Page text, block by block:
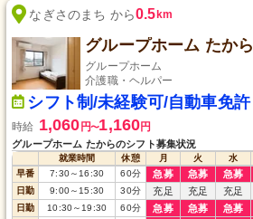
なぎさのまち から0.5km
グループホーム たから
グループホーム
介護職・ヘルパー
シフト制/未経験可/自動車免許
時給 1,060 円〜1,160円
グループホーム たからのシフト募集状況
就業時間 休憩 月 火 水
早番
7:30～ 16:30 60分 急募 急募 急募
日勤 9:00～ 15:30 30分 充足 充足 充足
日勤 10:30～ 19:30 60分 急募 急募 急募